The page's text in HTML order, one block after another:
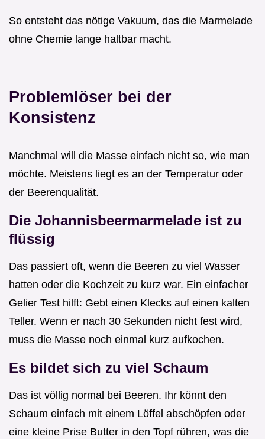
So entsteht das nötige Vakuum, das die Marmelade
ohne Chemie lange haltbar macht.
Problemlöser bei der
Konsistenz
Manchmal will die Masse einfach nicht so, wie man
möchte. Meistens liegt es an der Temperatur oder
der Beerenqualität.
Die Johannisbeermarmelade ist zu
flüssig
Das passiert oft, wenn die Beeren zu viel Wasser
hatten oder die Kochzeit zu kurz war. Ein einfacher
Gelier Test hilft: Gebt einen Klecks auf einen kalten
Teller. Wenn er nach 30 Sekunden nicht fest wird,
muss die Masse noch einmal kurz aufkochen.
Es bildet sich zu viel Schaum
Das ist völlig normal bei Beeren. Ihr könnt den
Schaum einfach mit einem Löffel abschöpfen oder
eine kleine Prise Butter in den Topf rühren, was die